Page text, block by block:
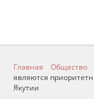
Главная Общество
являются
Якутии